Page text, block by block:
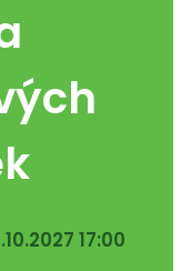
17:00